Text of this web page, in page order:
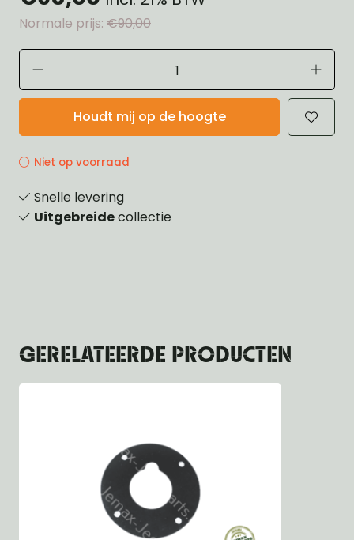
Normale prijs: €90,00
Houdt mij op de hoogte
Niet op voorraad
Snelle levering
Uitgebreidecollectie
GERELATEERDE PRODUCTEN